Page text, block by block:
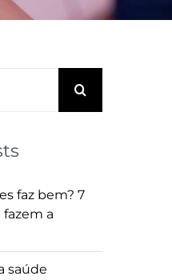
faz bem? 7
a
saúde